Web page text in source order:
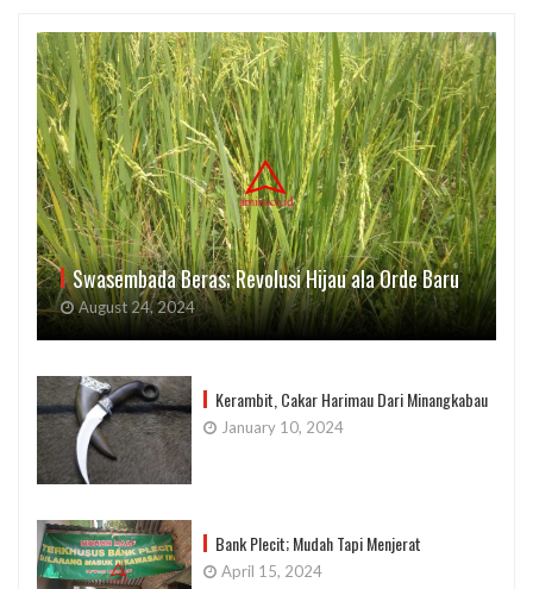
Swasembada Beras; Revolusi Hijau ala Orde Baru
August 24, 2024
Kerambit, Cakar Harimau Dari Minangkabau
January 10, 2024
Bank Plecit; Mudah Tapi Menjerat
April 15, 2024